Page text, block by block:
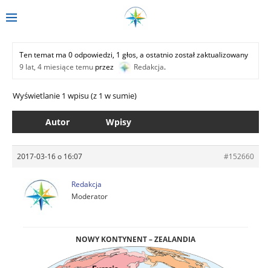
Ten temat ma 0 odpowiedzi, 1 głos, a ostatnio został zaktualizowany
9 lat, 4 miesiące temu przez Redakcja.
Wyświetlanie 1 wpisu (z 1 w sumie)
Autor Wpisy
2017-03-16 o 16:07 #152660
Redakcja
Moderator
NOWY KONTYNENT – ZEALANDIA